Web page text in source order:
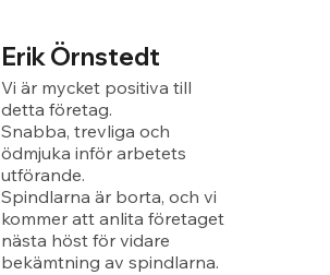
Erik Örnstedt
Vi är mycket positiva till
detta företag.
Snabba, trevliga och
ödmjuka inför arbetets
utförande.
Spindlarna är borta, och vi
kommer att anlita företaget
nästa höst för vidare
bekämtning av spindlarna.